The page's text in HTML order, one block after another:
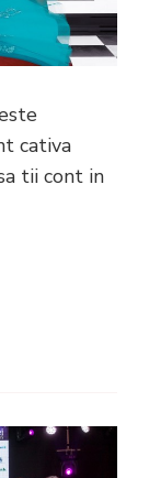
cativa
tii cont in